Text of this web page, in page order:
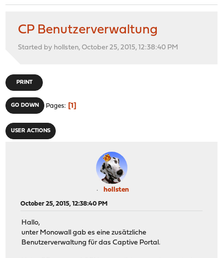
CP Benutzerverwaltung
Started by hollsten, October 25, 2015, 12:38:40 PM
PRINT
GO DOWN Pages 1
USER ACTIONS
hollsten
October 25, 2015, 12:38:40 PM
Hallo,
unter Monowall gab es eine zusätzliche
Benutzerverwaltung für das Captive Portal.